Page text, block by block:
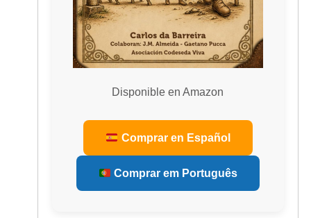
Disponible en Amazon
Comprar en Español
Comprar em Português